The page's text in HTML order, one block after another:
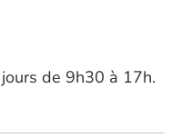
de 9h30 à 17h.